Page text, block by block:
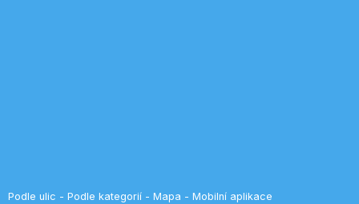
Podle ulic - Podle kategorií - Mapa - Mobilní aplikace